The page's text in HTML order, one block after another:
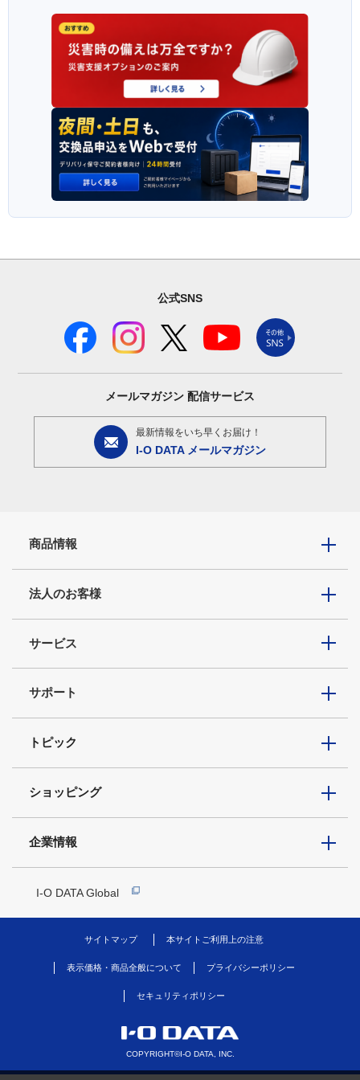
公式SNS
メールマガジン 配信サービス
最新情報をいち早くお届け！
I-O DATA メールマガジン
商品情報
法人のお客様
サービス
サポート
トピック
ショッピング
企業情報
I-O DATA Global
サイトマップ 本サイトご利用上の注意
表示価格・商品全般について プライバシーポリシー
セキュリティポリシー
COPYRIGHT©I-O DATA, INC.